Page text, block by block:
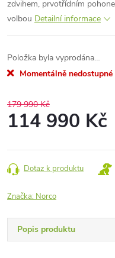
zdvihem, prvotřídním
volbou Detailní informace
Položka byla vyprodána…
Momentálně nedostupné
179 990 Kč
114 990 Kč
cena:
Dotaz k produktu
Značka: Norco
Popis produktu